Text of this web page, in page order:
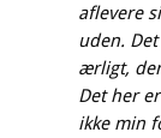
aflevere
uden.
ærligt,
Det her
ikke min